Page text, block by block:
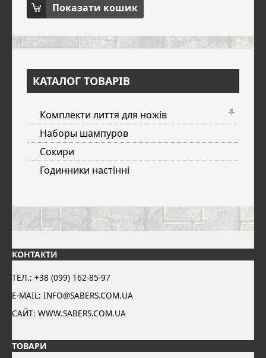
Показати кошик
КАТАЛОГ ТОВАРІВ
Комплекти лиття для ножів
Наборы шампуров
Сокири
Годинники настінні
КОНТАКТИ
ТЕЛ.: +38 (099) 162-85-97
E-MAIL: INFO@SABERS.COM.UA
САЙТ: WWW.SABERS.COM.UA
ТОВАРИ